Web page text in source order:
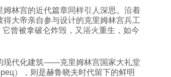
林宫的近代篇章同样引人深思。沿着
大帝亲自参与设计的克里姆林宫兵工
曾被拿破仑炸毁，又浴火重生，如今
代化建筑——克里姆林宫国家大礼堂
），则是赫鲁晓夫时代留下的鲜明